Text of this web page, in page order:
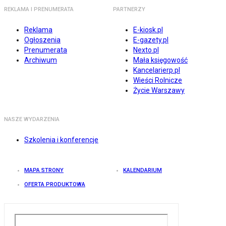
REKLAMA I PRENUMERATA
Reklama
Ogłoszenia
Prenumerata
Archiwum
PARTNERZY
E-kiosk.pl
E-gazety.pl
Nexto.pl
Mała księgowość
Kancelarierp.pl
Wieści Rolnicze
Życie Warszawy
NASZE WYDARZENIA
Szkolenia i konferencje
MAPA STRONY KALENDARIUM
OFERTA PRODUKTOWA